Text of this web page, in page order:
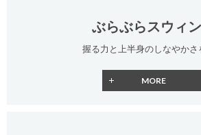
ぶらぶらスウィ
握る力と上半身のしなやかさ